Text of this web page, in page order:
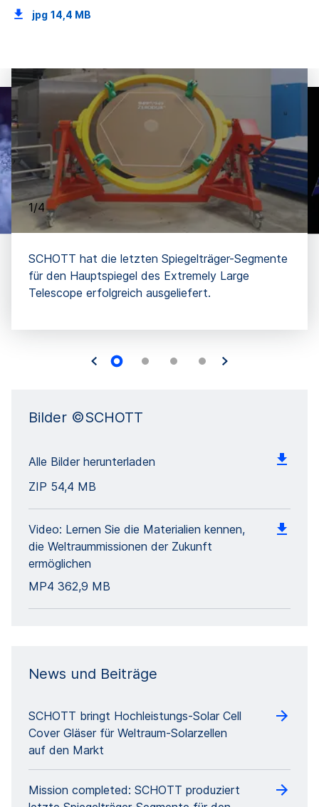
jpg 14,4 MB
1/4
SCHOTT hat die letzten Spiegelträger-Segmente
für den Hauptspiegel des Extremely Large
Telescope erfolgreich ausgeliefert.
Bilder ©SCHOTT
Alle Bilder herunterladen
ZIP 54,4 MB
Video: Lernen Sie die Materialien kennen,
die Weltraummissionen der Zukunft
ermöglichen
MP4 362,9 MB
News und Beiträge
SCHOTT bringt Hochleistungs-Solar Cell
Cover Gläser für Weltraum-Solarzellen
auf den Markt
Mission completed: SCHOTT produziert